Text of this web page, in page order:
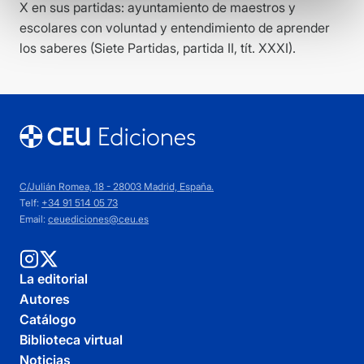
X en sus partidas: ayuntamiento de maestros y
escolares con voluntad y entendimiento de aprender
los saberes (Siete Partidas, partida II, tít. XXXI).
C/Julián Romea, 18 - 28003 Madrid, España.
Telf: +34 91 514 05 73
Email: ceuediciones@ceu.es
La editorial
Autores
Catálogo
Biblioteca virtual
Noticias